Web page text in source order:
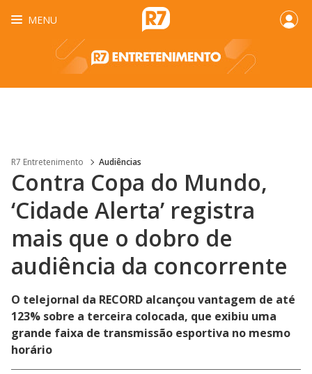
MENU
R7 Entretenimento Audiências
Contra Copa do Mundo,
‘Cidade Alerta’ registra
mais que o dobro de
audiência da concorrente
O telejornal da RECORD alcançou vantagem de até
123% sobre a terceira colocada, que exibiu uma
grande faixa de transmissão esportiva no mesmo
horário